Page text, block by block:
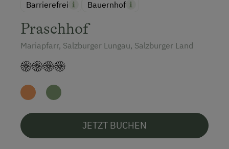
Barrierefrei Bauernhof
Praschhof
Mariapfarr, Salzburger Lungau, Salzburger Land
JETZT BUCHEN